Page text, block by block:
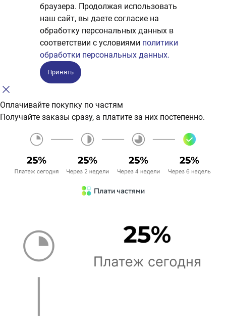
браузера. Продолжая использовать
наш сайт, вы даете согласие на
обработку персональных данных в
соответствии с условиями политики
обработки персональных данных.
Принять
Оплачивайте покупку по частям
Получайте заказы сразу, а платите за них постепенно.